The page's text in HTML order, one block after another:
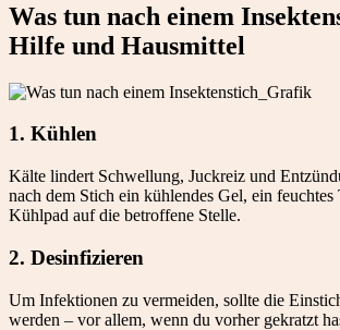
Was tun nach einem
Hilfe und Hausmittel
1. Kühlen
Kälte lindert Schwellung, Juckreiz und
nach dem Stich ein kühlendes Gel, ein feuchtes
Kühlpad auf die betroffene Stelle.
2. Desinfizieren
Um Infektionen zu vermeiden, sollte die
werden – vor allem, wenn du vorher gekratzt